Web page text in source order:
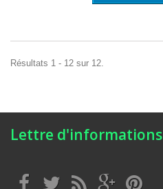
Résultats 1 - 12 sur 12.
Lettre d'informations